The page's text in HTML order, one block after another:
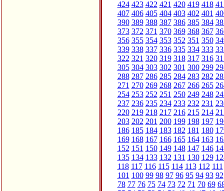
424 423 422 421 420 419 418
407 406 405 404 403 402 401
390 389 388 387 386 385 384
373 372 371 370 369 368 367
356 355 354 353 352 351 350
339 338 337 336 335 334 333
322 321 320 319 318 317 316
305 304 303 302 301 300 299
288 287 286 285 284 283 282
271 270 269 268 267 266 265
254 253 252 251 250 249 248
237 236 235 234 233 232 231
220 219 218 217 216 215 214
203 202 201 200 199 198 197
186 185 184 183 182 181 180
169 168 167 166 165 164 163
152 151 150 149 148 147 146
135 134 133 132 131 130 129
118 117 116 115 114 113 112 111
101 100 99 98 97 96 95 94 93 92
78 77 76 75 74 73 72 71 70 69